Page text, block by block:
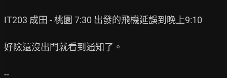
IT203 成田 - 桃園 7:30 出發的飛機延誤到晚上9:10
好險還沒出門就看到通知了。